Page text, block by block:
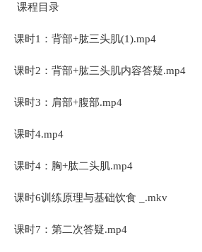
课程目录
课时1：背部+肱三头肌(1).mp4
课时2：背部+肱三头肌内容答疑.mp4
课时3：肩部+腹部.mp4
课时4.mp4
课时4：胸+肱二头肌.mp4
课时6训练原理与基础饮食 _.mkv
课时7：第二次答疑.mp4